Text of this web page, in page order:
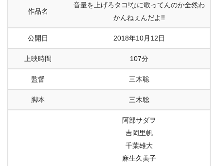
作品名
音量を上げろタコ!なに歌ってんのか全然わ
かんねぇんだよ!!
公開日 2018年10月12日
上映時間 107分
監督 三木聡
脚本 三木聡
阿部サダヲ
吉岡里帆
千葉雄大
麻生久美子